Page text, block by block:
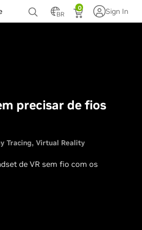
BR
0 Sign In
precisar de fios
Tracing Virtual Reality
de VR sem fio com os